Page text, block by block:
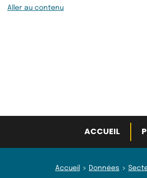
Aller au contenu
ACCUEIL
Accueil Données